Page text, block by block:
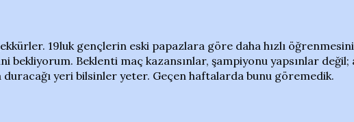
19luk gençlerin eski papazlara göre daha hızlı
bekliyorum. Beklenti maç kazansınlar, şampiyonu yapsınlar değil;
duracağı yeri bilsinler yeter. Geçen haftalarda bunu göremedik.